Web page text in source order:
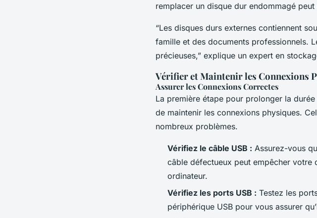
remplacer un disque dur endommagé
“Les disques durs externes contiennent
famille et des documents professionnels.
précieuses,” explique un expert en
Vérifier et Maintenir les Connexions
Assurer les Connexions Correctes
La première étape pour prolonger la
de maintenir les connexions physiques.
nombreux problèmes.
Vérifiez le câble USB : Assurez-vous
câble défectueux peut empêcher
ordinateur.
Vérifiez les ports USB : Testez les
périphérique USB pour vous assurer